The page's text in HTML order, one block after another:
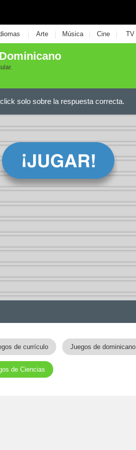
| Arte | Música | Cine | TV
solo sobre la respuesta correcta.
de currículo Juegos de dominicano
de Ciencias